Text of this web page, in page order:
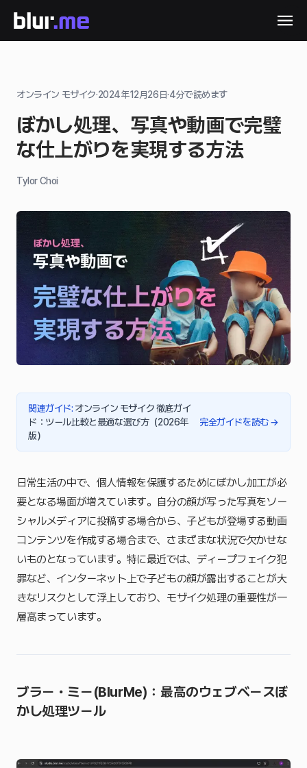
オンライン モザイク·2024年12月26日·4分で読めます
ぼかし処理、写真や動画で完璧
な仕上がりを実現する方法
Tylor Choi
関連ガイド: オンライン モザイク 徹底ガイ
ド：ツール比較と最適な選び方（2026年
版）
完全ガイドを読む →
日常生活の中で、個人情報を保護するためにぼかし加工が必
要となる場面が増えています。自分の顔が写った写真をソー
シャルメディアに投稿する場合から、子どもが登場する動画
コンテンツを作成する場合まで、さまざまな状況で欠かせな
いものとなっています。特に最近では、ディープフェイク犯
罪など、インターネット上で子どもの顔が露出することが大
きなリスクとして浮上しており、モザイク処理の重要性が一
層高まっています。
ブラー・ミー(BlurMe)：最高のウェブベースぼ
かし処理ツール